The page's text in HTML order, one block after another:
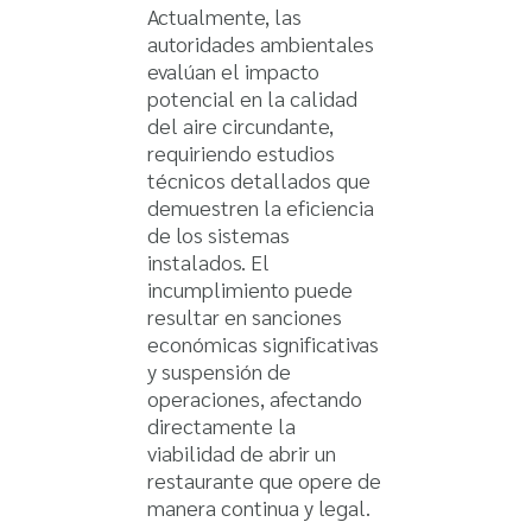
Actualmente, las
autoridades ambientales
evalúan el impacto
potencial en la calidad
del aire circundante,
requiriendo estudios
técnicos detallados que
demuestren la eficiencia
de los sistemas
instalados. El
incumplimiento puede
resultar en sanciones
económicas significativas
y suspensión de
operaciones, afectando
directamente la
viabilidad de abrir un
restaurante que opere de
manera continua y legal.